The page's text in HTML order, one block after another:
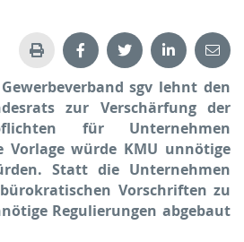
sgv lehnt den
zur Verschärfung der
für Unternehmen
Vorlage würde KMU unnötige
Statt die Unternehmen
Vorschriften zu
Regu­lie­rungen abgebaut